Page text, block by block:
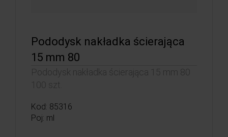
Pododysk nakładka ścierająca
15 mm 80
Pododysk nakładka ścierająca 15 mm 80
100 szt.
Kod: 85316
Poj: ml